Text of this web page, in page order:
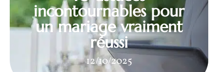
incontournables pour
un mariage vraiment
réussi
12/10/2025